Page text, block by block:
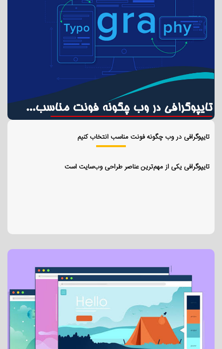
تایپوگرافی در وب چگونه فونت مناسب انتخاب کنیم
تایپوگرافی یکی از مهم‌ترین عناصر طراحی وب‌سایت است